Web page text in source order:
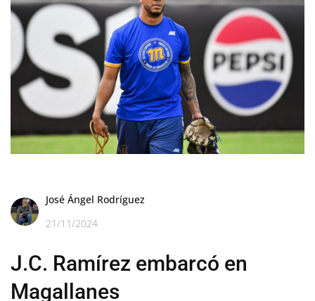
José Ángel Rodríguez
21/11/2024
J.C. Ramírez embarcó en
Magallanes